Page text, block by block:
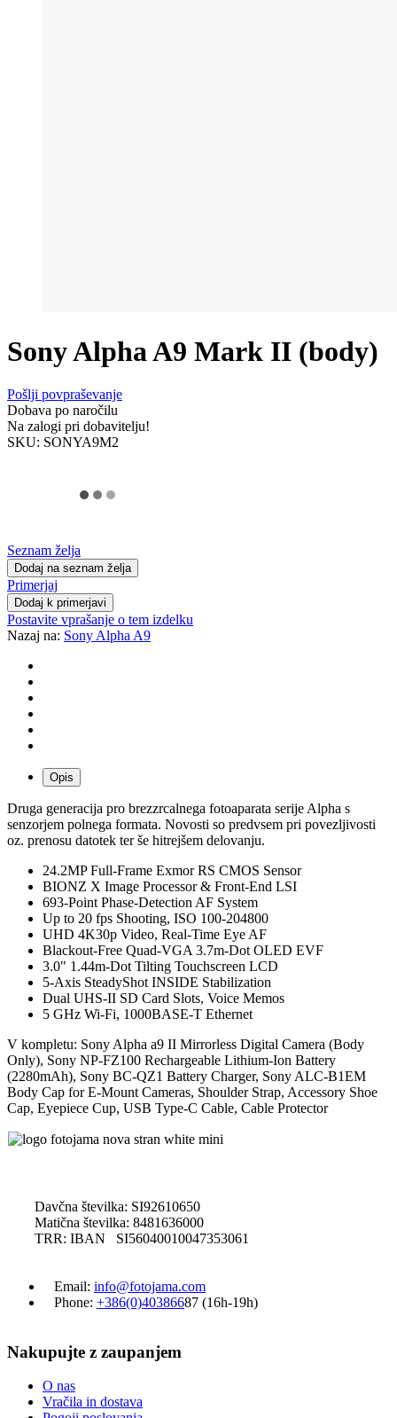
Sony Alpha A9 Mark II (body)
Pošlji povpraševanje
Dobava po naročilu
Na zalogi pri dobavitelju!
SKU: SONYA9M2
Seznam želja
Dodaj na seznam želja
Primerjaj
Dodaj k primerjavi
Postavite vprašanje o tem izdelku
Nazaj na: Sony Alpha A9
Opis
Druga generacija pro brezzrcalnega fotoaparata serije Alpha s
senzorjem polnega formata. Novosti so predvsem pri povezljivosti
oz. prenosu datotek ter še hitrejšem delovanju.
24.2MP Full-Frame Exmor RS CMOS Sensor
BIONZ X Image Processor & Front-End LSI
693-Point Phase-Detection AF System
Up to 20 fps Shooting, ISO 100-204800
UHD 4K30p Video, Real-Time Eye AF
Blackout-Free Quad-VGA 3.7m-Dot OLED EVF
3.0" 1.44m-Dot Tilting Touchscreen LCD
5-Axis SteadyShot INSIDE Stabilization
Dual UHS-II SD Card Slots, Voice Memos
5 GHz Wi-Fi, 1000BASE-T Ethernet
V kompletu: Sony Alpha a9 II Mirrorless Digital Camera (Body
Only), Sony NP-FZ100 Rechargeable Lithium-Ion Battery
(2280mAh), Sony BC-QZ1 Battery Charger, Sony ALC-B1EM
Body Cap for E-Mount Cameras, Shoulder Strap, Accessory Shoe
Cap, Eyepiece Cup, USB Type-C Cable, Cable Protector
Davčna številka: SI92610650
Matična številka: 8481636000
TRR: IBAN SI56040010047353061
Email: info@fotojama.com
Phone: +386(0)40386687 (16h-19h)
Nakupujte z zaupanjem
O nas
Vračila in dostava